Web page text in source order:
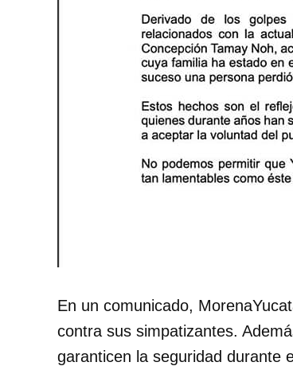
En un comunicado,
contra sus simpatizantes.
garanticen la seguridad durante